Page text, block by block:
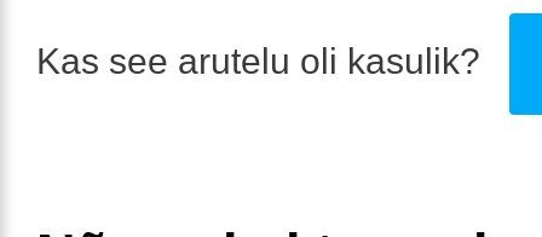
Kas see arutelu oli kasulik?